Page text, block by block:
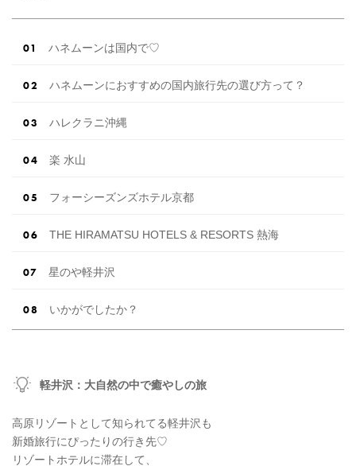
と素敵な結婚式と出会えるはず♩♡ ぜひ、ほか
ハネムーンは国内で♡
ハネムーンにおすすめの国内旅行先の選び方って？
ハレクラニ沖縄
楽 水山
フォーシーズンズホテル京都
THE HIRAMATSU HOTELS & RESORTS 熱海
星のや軽井沢
いかがでしたか？
軽井沢：大自然の中で癒やしの旅
高原リゾートとして知られてる軽井沢も
新婚旅行にぴったりの行き先♡
リゾートホテルに滞在して、